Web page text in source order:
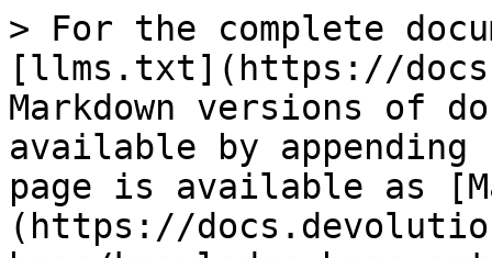
> For the complete
[llms.txt](https://
Markdown versions of
available by
page is available as
(https://